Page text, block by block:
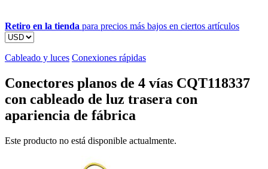
Retiro en la tienda para precios más bajos en ciertos artículos
Cableado y luces Conexiones rápidas
Conectores planos de 4 vías CQT118337
con cableado de luz trasera con
apariencia de fábrica
Este producto no está disponible actualmente.